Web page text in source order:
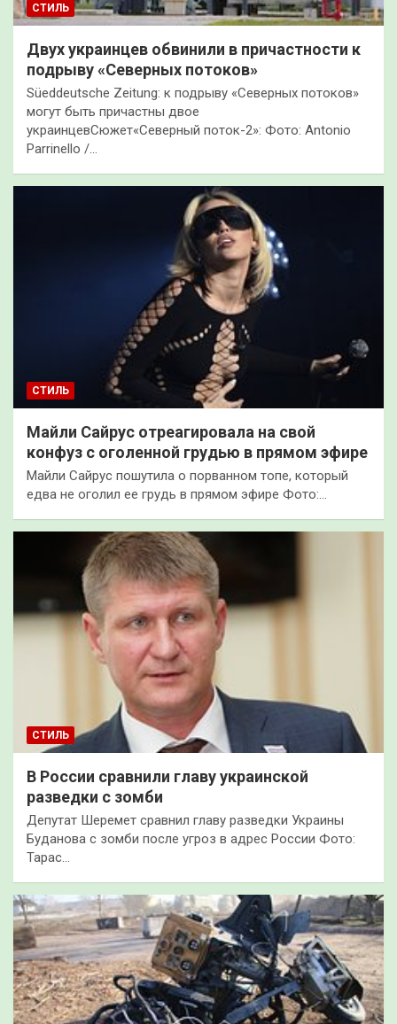
СТИЛЬ
Двух украинцев обвинили в причастности к
подрыву «Северных потоков»
Süeddeutsche Zeitung: к подрыву «Северных потоков»
могут быть причастны двое
украинцевСюжет«Северный поток-2»: Фото: Antonio
Parrinello /…
СТИЛЬ
Майли Сайрус отреагировала на свой
конфуз с оголенной грудью в прямом эфире
Майли Сайрус пошутила о порванном топе, который
едва не оголил ее грудь в прямом эфире Фото:…
СТИЛЬ
В России сравнили главу украинской
разведки с зомби
Депутат Шеремет сравнил главу разведки Украины
Буданова с зомби после угроз в адрес России Фото:
Тарас…